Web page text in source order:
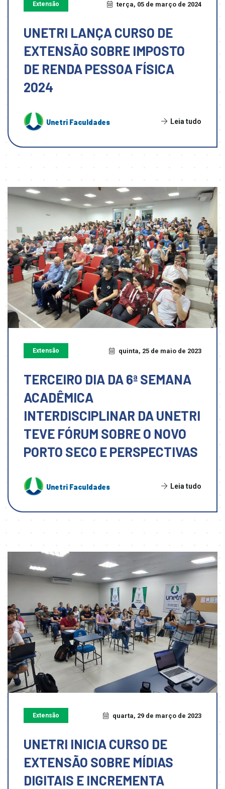
Extensão terça, 05 de março de 2024
UNETRI LANÇA CURSO DE
EXTENSÃO SOBRE IMPOSTO
DE RENDA PESSOA FÍSICA
2024
Unetri Faculdades Leia tudo
Extensão quinta, 25 de maio de 2023
TERCEIRO DIA DA 6ª SEMANA
ACADÊMICA
INTERDISCIPLINAR DA UNETRI
TEVE FÓRUM SOBRE O NOVO
PORTO SECO E PERSPECTIVAS
Unetri Faculdades Leia tudo
Extensão quarta, 29 de março de 2023
UNETRI INICIA CURSO DE
EXTENSÃO SOBRE MÍDIAS
DIGITAIS E INCREMENTA